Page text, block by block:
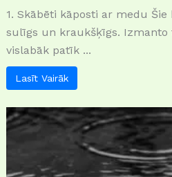
1. Skābēti kāposti ar medu
sulīgs un kraukšķīgs. Izmanto
vislabāk patīk ...
Lasīt Vairāk